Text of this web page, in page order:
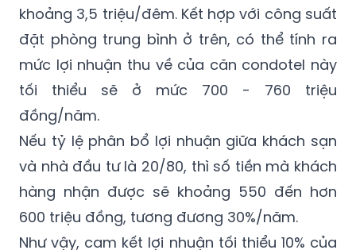
khoảng 3,5 triệu/đêm. Kết hợp với công suất
đặt phòng trung bình ở trên, có thể tính ra
mức lợi nhuận thu về của căn condotel này
tối thiểu sẽ ở mức 700 - 760 triệu
đồng/năm.
Nếu tỷ lệ phân bổ lợi nhuận giữa khách sạn
và nhà đầu tư là 20/80, thì số tiền mà khách
hàng nhận được sẽ khoảng 550 đến hơn
600 triệu đồng, tương đương 30%/năm.
Như vậy, cam kết lợi nhuận tối thiểu 10% của